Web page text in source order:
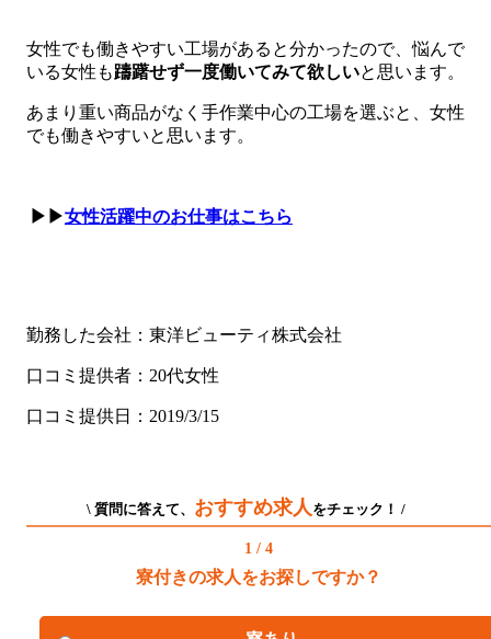
女性でも働きやすい工場があると分かったので、悩んで
いる女性も躊躇せず一度働いてみて欲しいと思います。
あまり重い商品がなく手作業中心の工場を選ぶと、女性
でも働きやすいと思います。
▶▶女性活躍中のお仕事はこちら
勤務した会社：東洋ビューティ株式会社
口コミ提供者：20代女性
口コミ提供日：2019/3/15
\ 質問に答えて、 おすすめ求人をチェック！ /
1 / 4
寮付きの求人をお探しですか？